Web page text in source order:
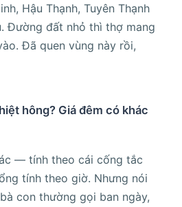
Hậu Thạnh, Tuyên Thạnh
Đường đất nhỏ thì thợ mang
Đã quen vùng này rồi,
hông? Giá đêm có khác
— tính theo cái cống tắc
tính theo giờ. Nhưng nói
con thường gọi ban ngày,